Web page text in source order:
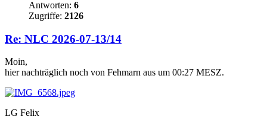
Antworten: 6
Zugriffe: 2126
Re: NLC 2026-07-13/14
Moin,
hier nachträglich noch von Fehmarn aus um 00:27 MESZ.
LG Felix